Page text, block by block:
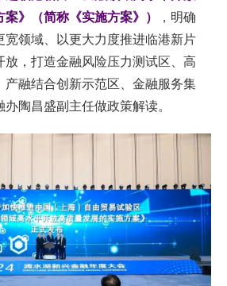
》（简称《实施方案》）
，明确
宽领域、以更大力度推进临港新片
放，打造金融风险压力测试区、高
产融结合创新示范区、金融服务集
陶昌盛副主任做政策解读。